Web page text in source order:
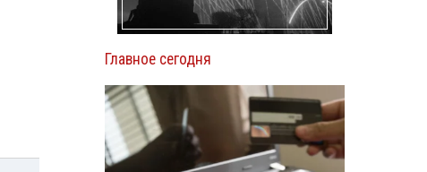
Главное сегодня